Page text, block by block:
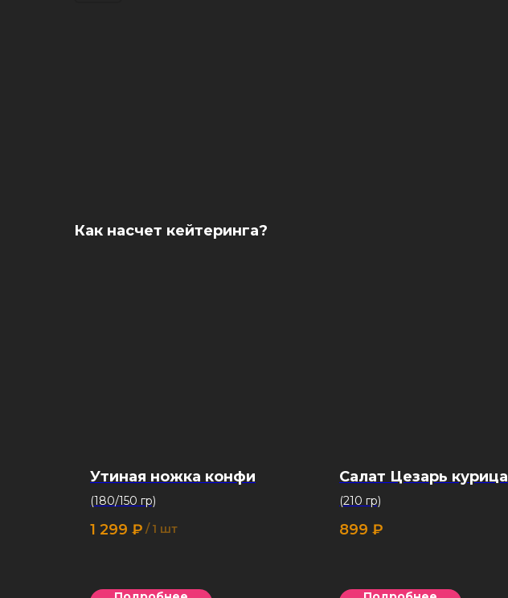
Как насчет кейтеринга?
Утиная ножка конфи
(180/150 гр)
1 299 ₽ / 1 шт
Салат Цезарь курица
(210 гр)
899 ₽